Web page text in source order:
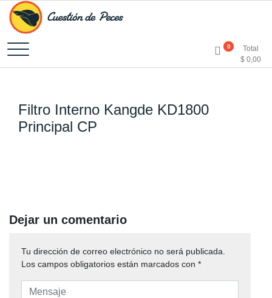
Cuestión de Peces –
Aquarium Supplies
0
Total
$ 0,00
Filtro Interno Kangde KD1800
Principal CP
Dejar un comentario
Tu dirección de correo electrónico no será publicada.
Los campos obligatorios están marcados con *